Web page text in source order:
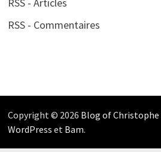
RSS - Commentaires
Copyright © 2026 Blog of
WordPress et Bam.